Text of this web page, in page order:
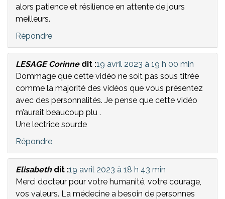
alors patience et résilience en attente de jours
meilleurs.
Répondre
LESAGE Corinne dit :19 avril 2023 à 19 h 00 min
Dommage que cette vidéo ne soit pas sous titrée
comme la majorité des vidéos que vous présentez
avec des personnalités. Je pense que cette vidéo
m’aurait beaucoup plu .
Une lectrice sourde
Répondre
Elisabeth dit :19 avril 2023 à 18 h 43 min
Merci docteur pour votre humanité, votre courage,
vos valeurs. La médecine a besoin de personnes